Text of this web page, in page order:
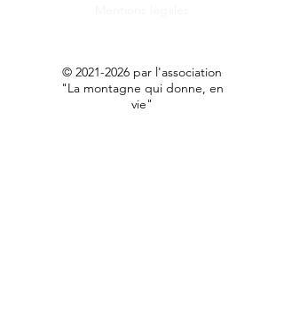
© 2021-2026 par l'association
"La montagne qui donne, en
vie"